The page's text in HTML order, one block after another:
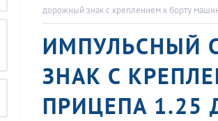
дорожный знак с креплением к борту
ИМПУЛЬСНЫЙ
ЗНАК С
ПРИЦЕПА